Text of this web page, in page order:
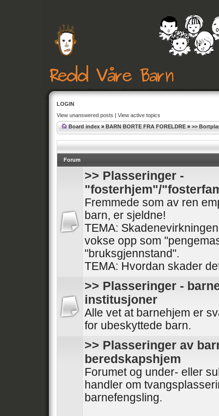
LOGIN
View unanswered posts | View active topics
Board index » BARN BORTE FRA FORELDRE » >>
Forum
>> Plasseringer -
"fosterhjem"/
Fremmede som av ren
barn, er sjeldne!
TEMA:
vokse opp som
"bruksgjennstand".
TEMA: Hvordan skader
>> Plasseringer -
institusjoner
Alle vet at barnehjem er
for ubeskyttede barn.
>> Plasseringer av
beredskapshjem
Forumet og under- eller
handler om
barnefengsling.